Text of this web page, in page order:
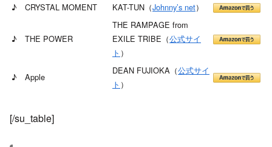
♪ CRYSTAL MOMENT
KAT-TUN（Johnny’s net）
♪ THE POWER
THE RAMPAGE from
EXILE TRIBE（公式サイ
ト ）
♪ Apple
DEAN FUJIOKA（公式サイ
ト ）
[/su_table]